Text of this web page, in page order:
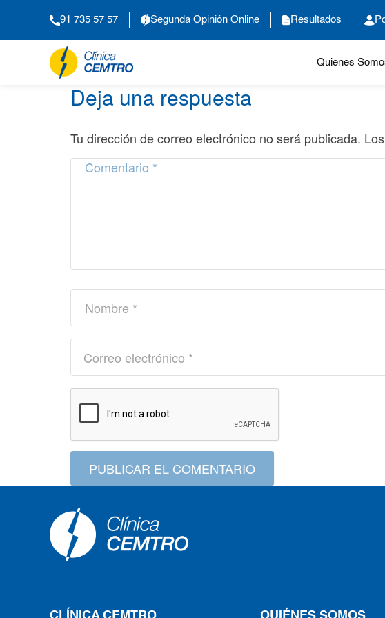
91 735 57 57 Segunda Opinión Online Resultados
Quienes
Deja una respuesta
Tu dirección de correo electrónico no será publicada.
PUBLICAR EL COMENTARIO